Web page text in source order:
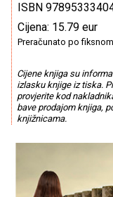
ISBN
Cijena: 15.79 eur
Preračunato po
Cijene knjiga su
izlasku knjige iz tiska.
provjerite kod
bave prodajom knjiga,
knjižnicama.